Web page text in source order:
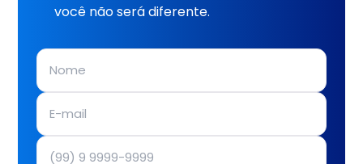
você não será diferente.